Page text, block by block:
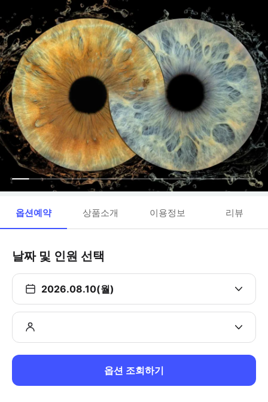
옵션예약 상품소개 이용정보 리뷰
날짜 및 인원 선택
2026.08.10(월)
옵션 조회하기